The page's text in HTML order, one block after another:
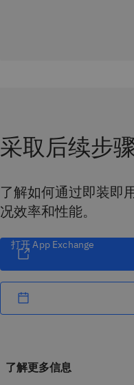
采取后续步
了解如何通过即装即
况效率和性能。
打开 App Exchange
了解更多信息